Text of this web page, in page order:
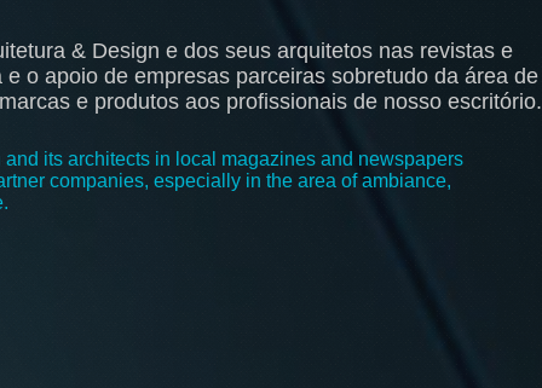
& Design e dos seus arquitetos nas revistas e
o apoio de empresas parceiras sobretudo da área de
e produtos aos profissionais de nosso escritório.
its architects in local magazines and newspapers
companies, especially in the area of ​​ambiance,